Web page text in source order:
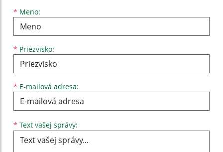
* Meno:
Meno
* Priezvisko:
Priezvisko
* E-mailová adresa:
E-mailová adresa
* Text vašej správy: